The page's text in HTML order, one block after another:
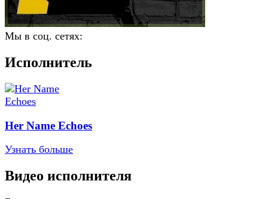
Мы в соц. сетях:
Исполнитель
Her Name Echoes
Узнать больше
Видео исполнителя